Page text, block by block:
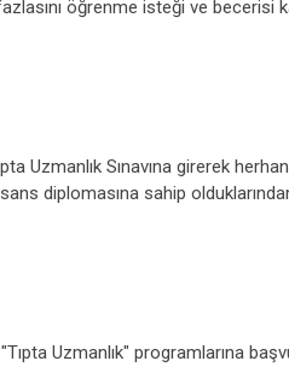
öğrenme isteği ve becerisi
Uzmanlık Sınavına girerek
diplomasına sahip
Uzmanlık" programlarına